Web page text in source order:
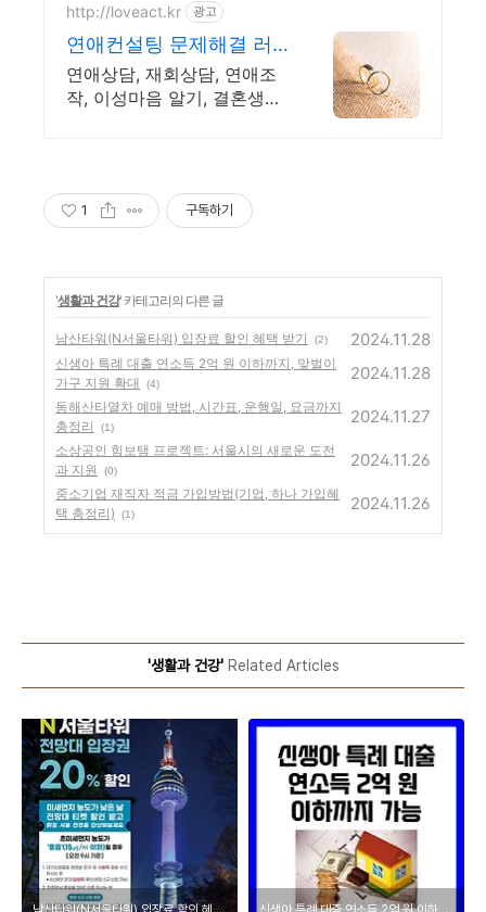
유를 기억하세요. 어떤 상황
이던 해결이 가능합니다.
http://loveact.kr 광고
연애컨설팅 문제해결 러
브액트 역할대행운영 실
전경험 충분
연애상담, 재회상담, 연애조
작, 이성마음 알기, 결혼생활
의부탁드립니다.
1 구독하기
'생활과 건강' 카테고리의 다른 글
남산타워(N서울타워) 입장료 할인 혜택 받기 (2) 2024.11.28
신생아 특례 대출 연소득 2억 원 이하까지, 맞벌이
가구 지원 확대
(4)
2024.11.28
동해산타열차 예매 방법, 시간표, 운행일, 요금까지
총정리
(1)
2024.11.27
소상공인 힘보탬 프로젝트: 서울시의 새로운 도전
과 지원
(0)
2024.11.26
중소기업 재직자 적금 가입방법(기업, 하나 가입혜
택 총정리)
(1)
2024.11.26
'생활과 건강'Related Articles